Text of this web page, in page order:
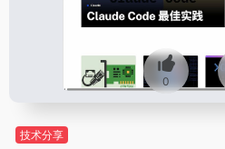
0
技术分享